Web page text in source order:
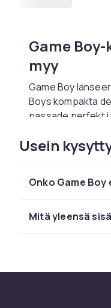
Game
myy
Game Boy
Boys kompakta
passade perfekt
kuva sekä ääni
Game
Tarkista aina että
sekä ääni ovat
Nopea toimitus ja
Usein
Onko Game
Mitä yleensä